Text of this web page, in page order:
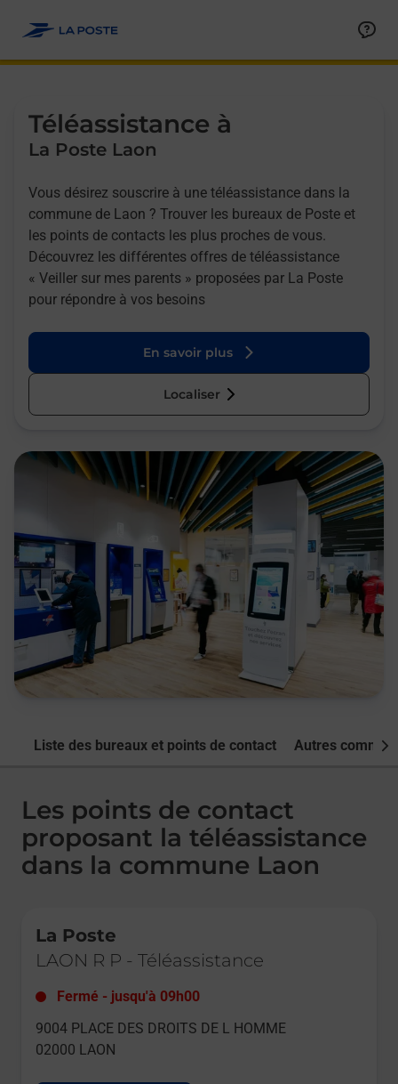
Téléassistance à
La Poste Laon
Vous désirez souscrire à une téléassistance dans la
commune de Laon ? Trouver les bureaux de Poste et
les points de contacts les plus proches de vous.
Découvrez les différentes offres de téléassistance
« Veiller sur mes parents » proposées par La Poste
pour répondre à vos besoins
En savoir plus
Localiser
Liste des bureaux et points de contact Autres
Les points de contact
proposant la téléassistance
dans la commune Laon
La Poste
LAON R P - Téléassistance
Fermé - jusqu'à 09h00
9004 PLACE DES DROITS DE L HOMME
02000 LAON